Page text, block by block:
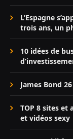
L’Espagne
trois ans, un
10 idées de
James Bond
TOP 8 sites et
et vidéos sexy